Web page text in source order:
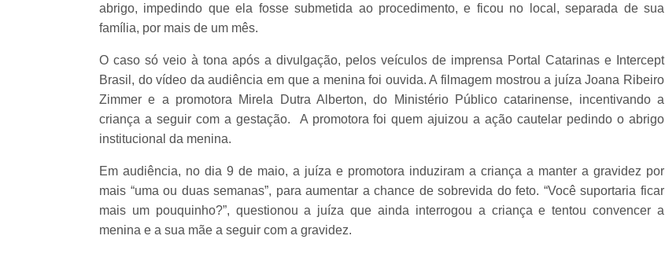
abrigo, impedindo que ela fosse submetida ao procedimento, e ficou no local, separada de sua
família, por mais de um mês.
O caso só veio à tona após a divulgação, pelos veículos de imprensa Portal Catarinas e Intercept
Brasil, do vídeo da audiência em que a menina foi ouvida. A filmagem mostrou a juíza Joana Ribeiro
Zimmer e a promotora Mirela Dutra Alberton, do Ministério Público catarinense, incentivando a
criança a seguir com a gestação. A promotora foi quem ajuizou a ação cautelar pedindo o abrigo
institucional da menina.
Em audiência, no dia 9 de maio, a juíza e promotora induziram a criança a manter a gravidez por
mais “uma ou duas semanas”, para aumentar a chance de sobrevida do feto. “Você suportaria ficar
mais um pouquinho?”, questionou a juíza que ainda interrogou a criança e tentou convencer a
menina e a sua mãe a seguir com a gravidez.